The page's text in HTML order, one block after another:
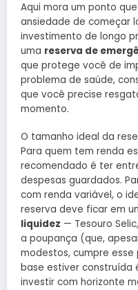
Aqui mora um ponto
ansiedade de começar
investimento de longo
uma reserva de
que protege você de
problema de saúde,
que você precise
momento.
O tamanho ideal da
Para quem tem renda
recomendado é ter
despesas guardados.
com renda variável, o
reserva deve ficar em
liquidez — Tesouro
a poupança (que,
modestos, cumpre esse
base estiver construída
investir com horizonte